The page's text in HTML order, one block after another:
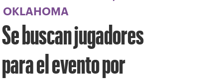
OKLAHOMA
Se buscan jugadores
para el evento por